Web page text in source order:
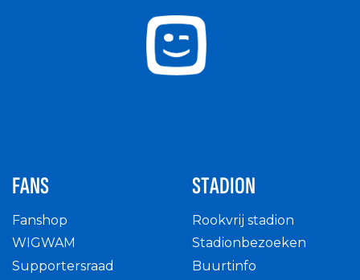
FANS
Fanshop
WIGWAM
Supportersraad
STADION
Rookvrij stadion
Stadionbezoeken
Buurtinfo